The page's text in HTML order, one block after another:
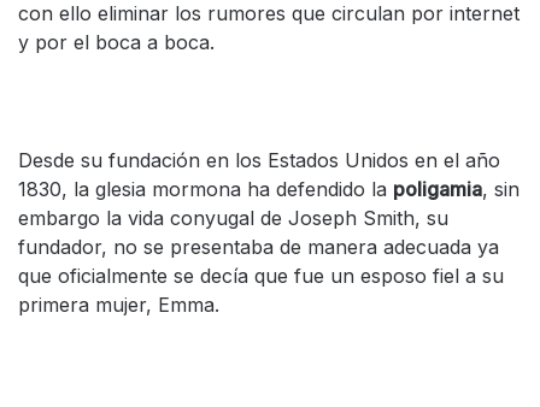
con ello eliminar los rumores que circulan por internet
y por el boca a boca.
Desde su fundación en los Estados Unidos en el año
1830, la glesia mormona ha defendido la poligamia, sin
embargo la vida conyugal de Joseph Smith, su
fundador, no se presentaba de manera adecuada ya
que oficialmente se decía que fue un esposo fiel a su
primera mujer, Emma.